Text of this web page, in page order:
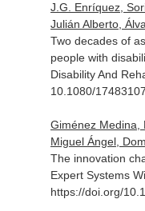
J.G. Enríquez,
Julián Alberto,
Two decades of
people with
Disability And
10.1080/
Giménez Medina,
Miguel Ángel,
The innovation
Expert Systems
https://doi.org/